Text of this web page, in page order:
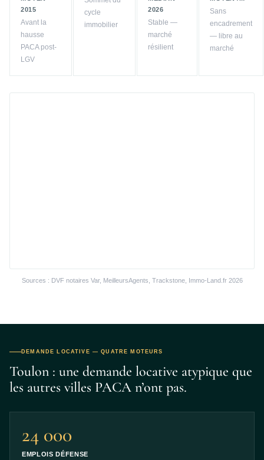
2015
Avant la
hausse
PACA post-
LGV
cycle
immobilier
2026
Stable —
marché
résilient
Sans
encadrement
— libre au
marché
Sources : DVF notaires Var, MeilleursAgents, Trackstone, Immo-Land.fr 2026
DEMANDE LOCATIVE — QUATRE MOTEURS
Toulon : une demande locative atypique que
les autres villes PACA n’ont pas.
24 000
EMPLOIS DÉFENSE